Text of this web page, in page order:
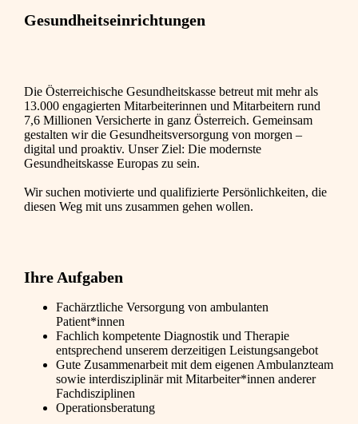
Gesundheitseinrichtungen
Die Österreichische Gesundheitskasse betreut mit mehr als
13.000 engagierten Mitarbeiterinnen und Mitarbeitern rund
7,6 Millionen Versicherte in ganz Österreich. Gemeinsam
gestalten wir die Gesundheitsversorgung von morgen –
digital und proaktiv. Unser Ziel: Die modernste
Gesundheitskasse Europas zu sein.
Wir suchen motivierte und qualifizierte Persönlichkeiten, die
diesen Weg mit uns zusammen gehen wollen.
Ihre Aufgaben
Fachärztliche Versorgung von ambulanten
Patient*innen
Fachlich kompetente Diagnostik und Therapie
entsprechend unserem derzeitigen Leistungsangebot
Gute Zusammenarbeit mit dem eigenen Ambulanzteam
sowie interdisziplinär mit Mitarbeiter*innen anderer
Fachdisziplinen
Operationsberatung